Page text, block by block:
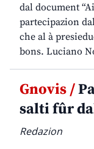
dal document
partecipazion
che al à
bons. Luciano
Gnovis /
salti fûr
Redazion